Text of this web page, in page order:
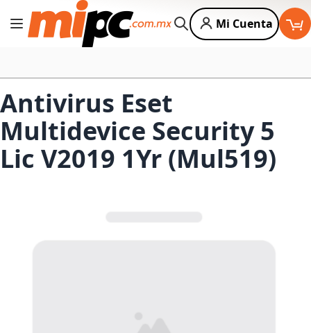
Cambiar Nav
Buscar
Mi Cuenta
Antivirus Eset
Multidevice Security 5
Lic V2019 1Yr (Mul519)